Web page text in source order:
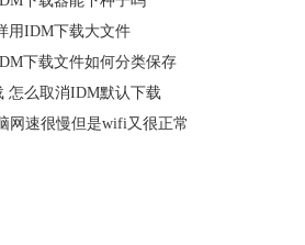
图2：保存至
在如图3红圈所示位置处根据需求选择该分
用IDM下载大文件
下载文件如何分类保存
怎么取消IDM默认下载
网速很慢但是wifi又很正常